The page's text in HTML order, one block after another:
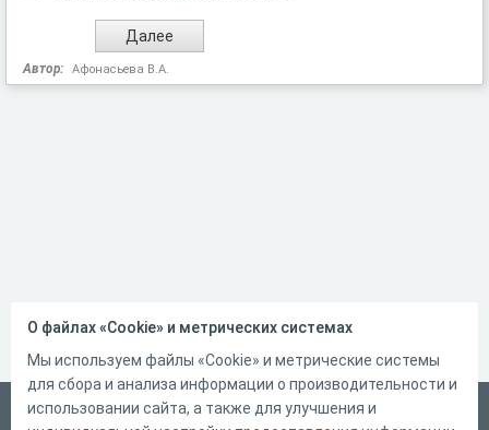
Автор: Афонасьева В.А.
Русский
О файлах «Cookie» и метрических системах
Мы используем файлы «Cookie» и метрические системы
для сбора и анализа информации о производительности и
использовании сайта, а также для улучшения и